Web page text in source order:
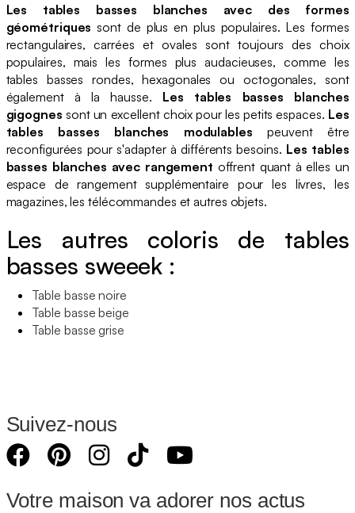
Les tables basses blanches avec des formes
géométriquessont de plus en plus populaires. Les formes
rectangulaires, carrées et ovales sont toujours des choix
populaires, mais les formes plus audacieuses, comme les
tables basses rondes, hexagonales ou octogonales, sont
également à la hausse. Les tables basses blanches
gigognes sont un excellent choix pour les petits espaces. Les
tables basses blanches modulables peuvent être
reconfigurées pour s'adapter à différents besoins. Les tables
basses blanches avec rangement offrent quant à elles un
espace de rangement supplémentaire pour les livres, les
magazines, les télécommandes et autres objets.
Les autres coloris de tables
basses sweeek :
Table basse noire
Table basse beige
Table basse grise
Suivez-nous
Votre maison va adorer nos actus